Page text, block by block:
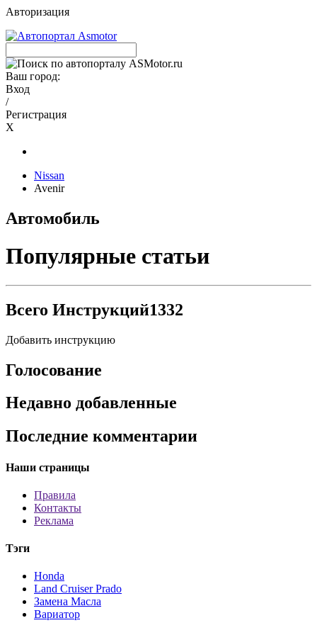
Авторизация
Ваш город:
Вход
/
Регистрация
X
Nissan
Avenir
Автомобиль
Популярные статьи
Всего Инструкций1332
Добавить инструкцию
Голосование
Недавно добавленные
Последние комментарии
Наши страницы
Правила
Контакты
Реклама
Тэги
Honda
Land Cruiser Prado
Замена Масла
Вариатор